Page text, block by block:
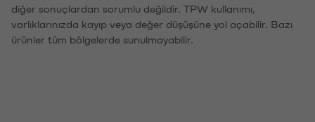
diğer sonuçlardan sorumlu değildir. TPW kullanımı,
varlıklarınızda kayıp veya değer düşüşüne yol açabilir. Bazı
ürünler tüm bölgelerde sunulmayabilir.